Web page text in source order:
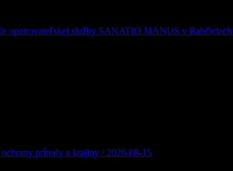
opatrovateľskej služby SANATIO MANUS v
prírody a krajiny / 2026-08-15